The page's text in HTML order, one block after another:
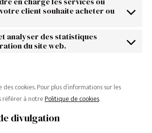
client souhaite acheter ou
analyser des statistiques
du site web.
cookies. Pour plus d’informations sur les
référer à notrePolitique de cookies.
divulgation